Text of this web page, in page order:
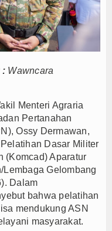
Ajak Bobotoh Junjung
Ciherang di Cakung, Urban
Mesin Pertumbuhan,
Hasil Paripurna
Ateng Sutisna Ajak
Ajak Ribuan Bobotoh Doakan
Ribuan Bobotoh, Nobar
Indonesia 2026 Perkuat
Ajak Bobotoh Junjung
Ciherang di Cakung, Urban
Jadi Mesin Pertumbuhan,
Paripurna APBD
: Wawncara
Menteri Agraria
Pertanahan
Ossy Dermawan,
Dasar Militer
(Komcad) Aparatur
Gelombang
Dalam
bahwa pelatihan
mendukung ASN
masyarakat.